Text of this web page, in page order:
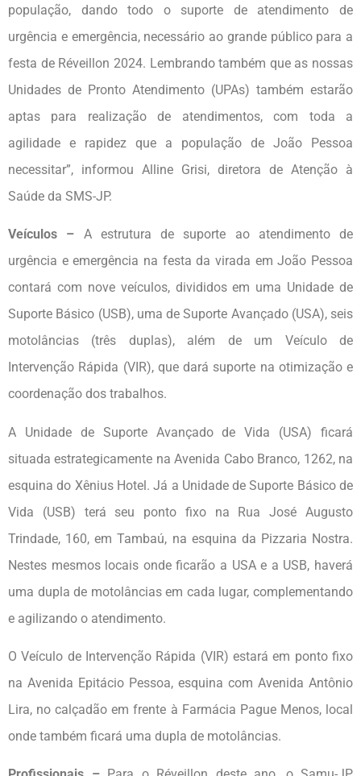
população, dando todo o suporte de atendimento de
urgência e emergência, necessário ao grande público para a
festa de Réveillon 2024. Lembrando também que as nossas
Unidades de Pronto Atendimento (UPAs) também estarão
aptas para realização de atendimentos, com toda a
agilidade e rapidez que a população de João Pessoa
necessitar”, informou Alline Grisi, diretora de Atenção à
Saúde da SMS-JP.
Veículos – A estrutura de suporte ao atendimento de
urgência e emergência na festa da virada em João Pessoa
contará com nove veículos, divididos em uma Unidade de
Suporte Básico (USB), uma de Suporte Avançado (USA), seis
motolâncias (três duplas), além de um Veículo de
Intervenção Rápida (VIR), que dará suporte na otimização e
coordenação dos trabalhos.
A Unidade de Suporte Avançado de Vida (USA) ficará
situada estrategicamente na Avenida Cabo Branco, 1262, na
esquina do Xênius Hotel. Já a Unidade de Suporte Básico de
Vida (USB) terá seu ponto fixo na Rua José Augusto
Trindade, 160, em Tambaú, na esquina da Pizzaria Nostra.
Nestes mesmos locais onde ficarão a USA e a USB, haverá
uma dupla de motolâncias em cada lugar, complementando
e agilizando o atendimento.
O Veículo de Intervenção Rápida (VIR) estará em ponto fixo
na Avenida Epitácio Pessoa, esquina com Avenida Antônio
Lira, no calçadão em frente à Farmácia Pague Menos, local
onde também ficará uma dupla de motolâncias.